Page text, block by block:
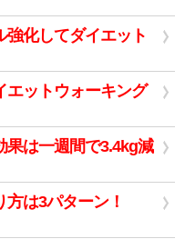
強化してダイエット
エットウォーキング
果は一週間で3.4kg減
は3パターン！